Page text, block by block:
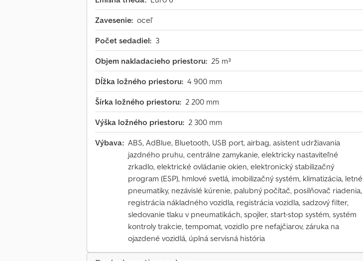
Zavesenie: oceľ
Počet sedadiel: 3
Objem nakladacieho priestoru: 25 m³
Dĺžka ložného priestoru: 4 900 mm
Šírka ložného priestoru: 2 200 mm
Výška ložného priestoru: 2 300 mm
Výbava: ABS, AdBlue, Bluetooth, USB port, airbag, asistent udržiavania
jazdného pruhu, centrálne zamykanie, elektricky nastaviteľné
zrkadlo, elektrické ovládanie okien, elektronický stabilizačný
program (ESP), hmlové svetlá, imobilizačný systém, klimatizácia, letné
pneumatiky, nezávislé kúrenie, palubný počítač, posilňovač riadenia,
registrácia nákladného vozidla, registrácia vozidla, sadzový filter,
sledovanie tlaku v pneumatikách, spojler, start-stop systém, systém
kontroly trakcie, tempomat, vozidlo pre nefajčiarov, záruka na
ojazdené vozidlá, úplná servisná história